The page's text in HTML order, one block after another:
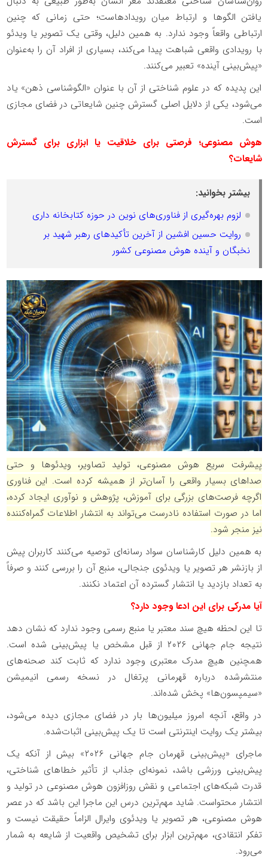
یافتن الگوها و ارتباط میان رویدادهاست؛ حتی زمانی که چنین
ارتباطی واقعاً وجود ندارد. به همین دلیل، وقتی یک تصویر یا ویدئو
با رویدادی واقعی شباهت پیدا می‌کند، بسیاری از افراد آن را به‌عنوان
«پیش‌بینی آینده» تعبیر می‌کنند.
این پدیده که در علوم شناختی از آن با عنوان «الگوشناسی ذهن» یاد
می‌شود، یکی از دلایل اصلی گسترش چنین شایعاتی در فضای مجازی
است.
هوش مصنوعی؛ فرصتی برای خلاقیت یا ابزاری برای گسترش
شایعات؟
بیشتر بخوانید:
لزوم بهره‌گیری از فناوری‌های نوین در حوزه کتابخانه داری
روایت حسین افشین از آخرین تأکیدهای رهبر شهید بر
نخبگان و آینده هوش مصنوعی کشور
پیشرفت سریع هوش مصنوعی، تولید تصاویر، ویدئوها و حتی
صداهای بسیار واقعی را آسان‌تر از همیشه کرده است. این فناوری
اگرچه فرصت‌های بزرگی برای آموزش، پژوهش و نوآوری ایجاد کرده،
اما در صورت استفاده نادرست می‌تواند به انتشار اطلاعات گمراه‌کننده
نیز منجر شود.
به همین دلیل کارشناسان سواد رسانه‌ای توصیه می‌کنند کاربران پیش
از بازنشر هر تصویر یا ویدئوی جنجالی، منبع آن را بررسی کنند و صرفاً
به تعداد بازدید یا انتشار گسترده آن اعتماد نکنند.
آیا مدرکی برای این ادعا وجود دارد؟
تا این لحظه هیچ سند معتبر یا منبع رسمی وجود ندارد که نشان دهد
نتیجه جام جهانی ۲۰۲۶ از قبل مشخص یا پیش‌بینی شده است.
همچنین هیچ مدرک معتبری وجود ندارد که ثابت کند صحنه‌های
منتشرشده درباره قهرمانی پرتغال در نسخه رسمی انیمیشن
«سیمپسون‌ها» پخش شده‌اند.
در واقع، آنچه امروز میلیون‌ها بار در فضای مجازی دیده می‌شود،
بیشتر یک روایت اینترنتی است تا یک پیش‌بینی اثبات‌شده.
ماجرای «پیش‌بینی قهرمان جام جهانی ۲۰۲۶» بیش از آنکه یک
پیش‌بینی ورزشی باشد، نمونه‌ای جذاب از تأثیر خطاهای شناختی،
قدرت شبکه‌های اجتماعی و نقش روزافزون هوش مصنوعی در تولید و
انتشار محتواست. شاید مهم‌ترین درس این ماجرا این باشد که در عصر
هوش مصنوعی، هر تصویر یا ویدئوی وایرال الزاماً حقیقت نیست و
تفکر انتقادی، مهم‌ترین ابزار برای تشخیص واقعیت از شایعه به شمار
می‌رود.